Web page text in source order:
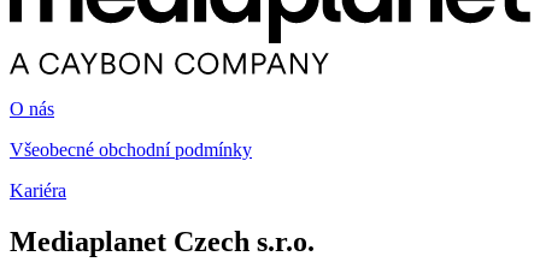
O nás
Všeobecné obchodní podmínky
Kariéra
Mediaplanet Czech s.r.o.